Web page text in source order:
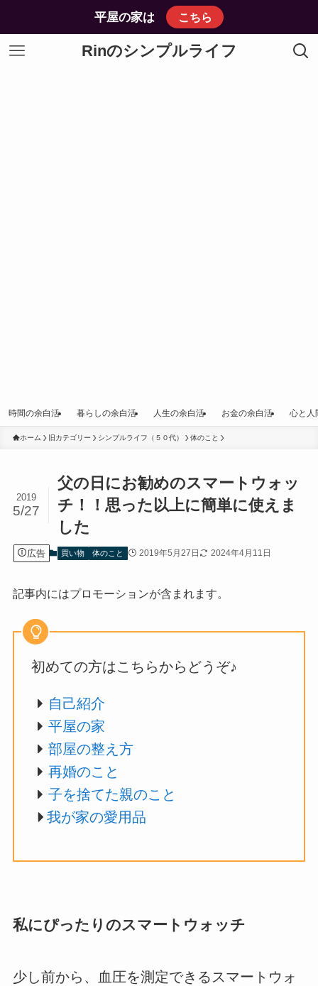
平屋の家は こちら
Rinのシンプルライフ
時間の余白活 暮らしの余白活 人生の余白活 お金の余白活 心と人
ホーム 旧カテゴリー シンプルライフ（５０代） 体のこと
父の日にお勧めのスマートウォッ
チ！！思った以上に簡単に使えま
した
2019
5/27
広告 買い物 体のこと 2019年5月27日 2024年4月11日
記事内にはプロモーションが含まれます。
初めての方はこちらからどうぞ♪
自己紹介
平屋の家
部屋の整え方
再婚のこと
子を捨てた親のこと
我が家の愛用品
私にぴったりのスマートウォッチ
少し前から、血圧を測定できるスマートウォ